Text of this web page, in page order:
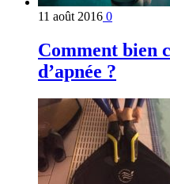
11 août 2016 0
Comment bien
d’apnée ?